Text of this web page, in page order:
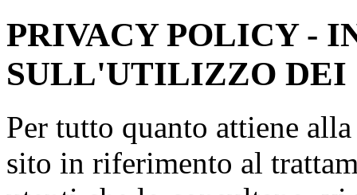
PRIVACY POLICY -
SULL'UTILIZZO DEI
Per tutto quanto attiene
sito in riferimento al